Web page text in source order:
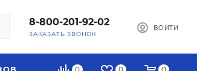
8-800-201-92-02
ЗАКАЗАТЬ ЗВОНОК
ВОЙТИ
0 0 0